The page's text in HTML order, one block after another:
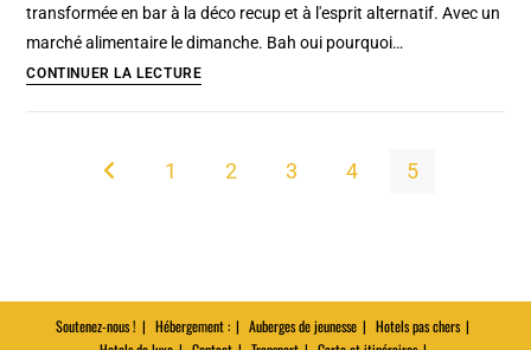
transformée en bar à la déco recup et à l'esprit alternatif. Avec un
marché alimentaire le dimanche. Bah oui pourquoi…
CONTINUER LA LECTURESzimpla
ruine »
de
Go to the previous page
1 2 3 4 5
Soutenez-nous ! Hébergement : Auberges de jeunesse
Hotels pas chers